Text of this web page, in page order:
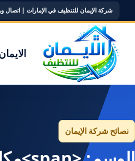
شركة الإيمان للتنظيف في الإمارات | اتصال وواتساب
نصائح شركة الإيمان